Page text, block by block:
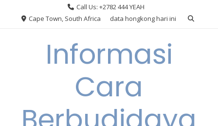
Call Us: +2782 444 YEAH
Cape Town, South Africa
data hongkong hari ini
Informasi
Cara